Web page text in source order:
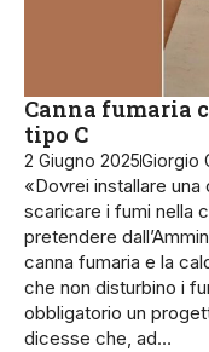
Canna fumaria
tipo C
2 Giugno 2025Giorgio
«Dovrei installare
scaricare i fumi nella
pretendere
canna fumaria e la
che non disturbino i
obbligatorio un
dicesse che, ad…